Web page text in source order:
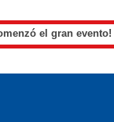
el gran